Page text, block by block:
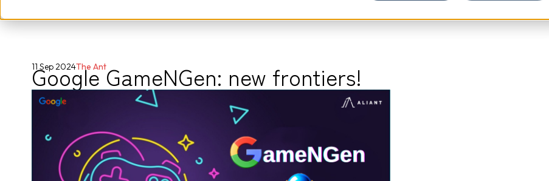
Google GameNGen: new frontiers!
11 Sep 2024The Ant